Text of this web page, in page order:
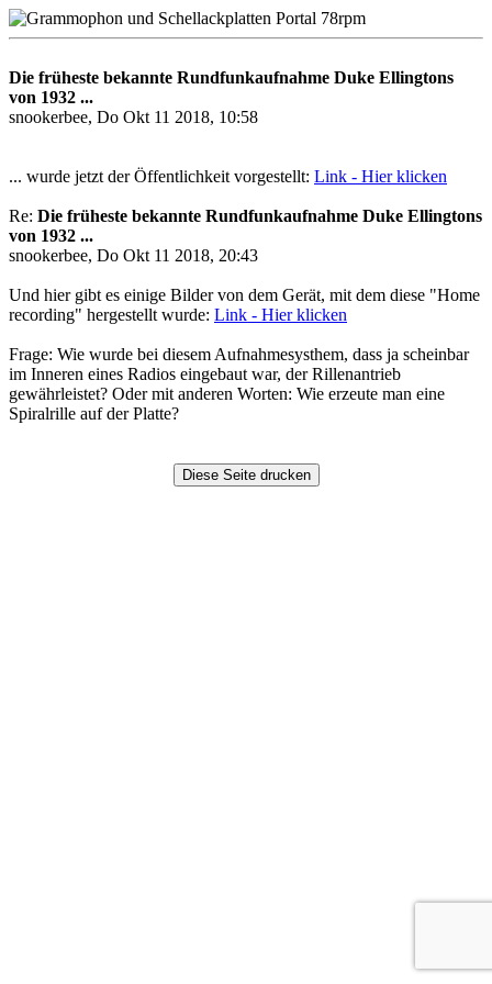
Die früheste bekannte Rundfunkaufnahme Duke Ellingtons
von 1932 ...
snookerbee, Do Okt 11 2018, 10:58
... wurde jetzt der Öffentlichkeit vorgestellt: Link - Hier klicken
Re: Die früheste bekannte Rundfunkaufnahme Duke Ellingtons
von 1932 ...
snookerbee, Do Okt 11 2018, 20:43
Und hier gibt es einige Bilder von dem Gerät, mit dem diese "Home
recording" hergestellt wurde: Link - Hier klicken
Frage: Wie wurde bei diesem Aufnahmesysthem, dass ja scheinbar
im Inneren eines Radios eingebaut war, der Rillenantrieb
gewährleistet? Oder mit anderen Worten: Wie erzeute man eine
Spiralrille auf der Platte?